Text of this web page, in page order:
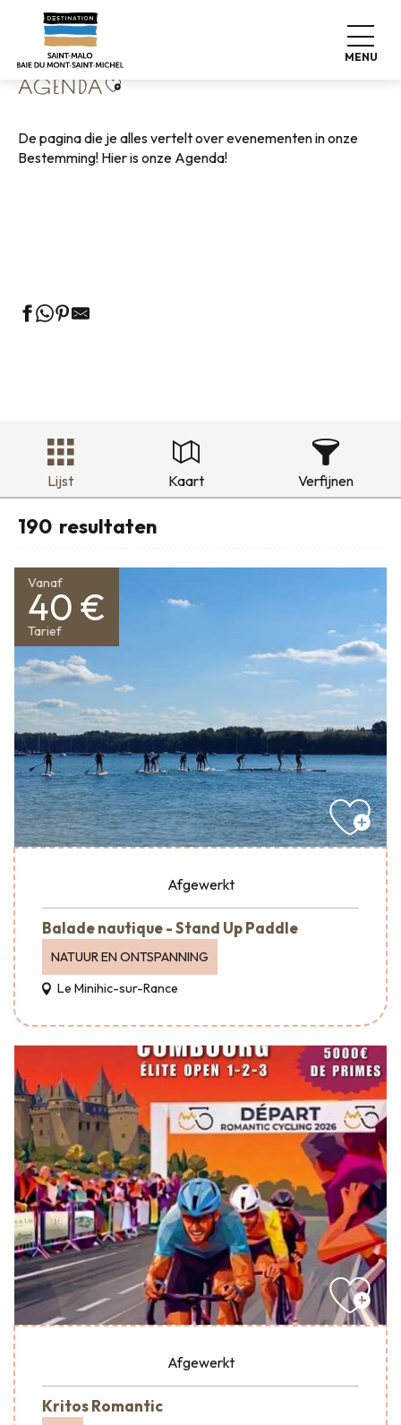
contenu
principal
MENU
Home Wonen zoals thuis
AGENDAAjouter aux favoris
De pagina die je alles vertelt over evenementen in onze
Bestemming! Hier is onze Agenda!
Lijst Kaart Verfijnen
190 resultaten
Vanaf
40 €
Tarief
Afgewerkt
Balade nautique - Stand Up Paddle
NATUUR EN ONTSPANNING
Le Minihic-sur-Rance
Afgewerkt
Kritos Romantic